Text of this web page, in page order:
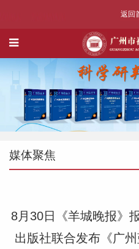
返回
媒体聚焦
8月30日《羊城晚报》
出版社联合发布《广